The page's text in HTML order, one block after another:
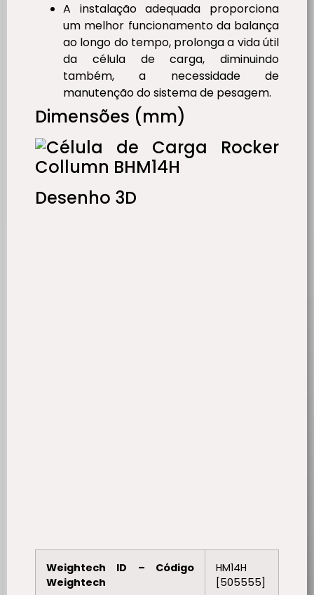
A instalação adequada proporciona
um melhor funcionamento da balança
ao longo do tempo, prolonga a vida útil
da célula de carga, diminuindo
também, a necessidade de
manutenção do sistema de pesagem.
Dimensões (mm)
Desenho 3D
Weightech ID – Código
Weightech
HM14H
[505555]